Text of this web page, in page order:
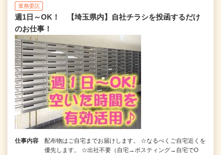
業務委託
週1日～OK！ 【埼玉県内】自社チラシを投函するだけ
のお仕事！
仕事内容
配布物はご自宅までお届けします。 ☆なるべくご自宅近くを
優先します。 ☆出社不要（自宅→ポスティング→自宅でO